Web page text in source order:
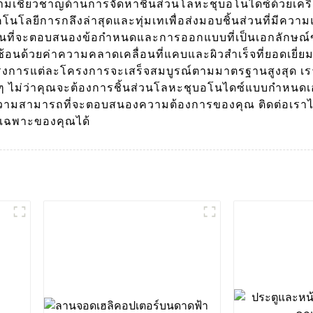
วามเชี่ยวชาญด้านการจัดหาชิ้นส่วนโลหะชุบอโนไดซ์ด้วย
นโลยีการกลึงล่าสุดและทุ่มเทเพื่อส่งมอบชิ้นส่วนที่มีคว
จะตอบสนองข้อกำหนดและการออกแบบที่เป็นเอกลักษณ์
วยค่าความคลาดเคลื่อนที่แคบและผิวสำเร็จที่ยอดเยี่ยม ที่
การแต่ละโครงการจะเสร็จสมบูรณ์ตามมาตรฐานสูงสุด
ไม่ว่าคุณจะต้องการชิ้นส่วนโลหะชุบอโนไดซ์แบบกำหน
สามารถที่จะตอบสนองความต้องการของคุณ ติดต่อเราไ
ฉพาะของคุณได้